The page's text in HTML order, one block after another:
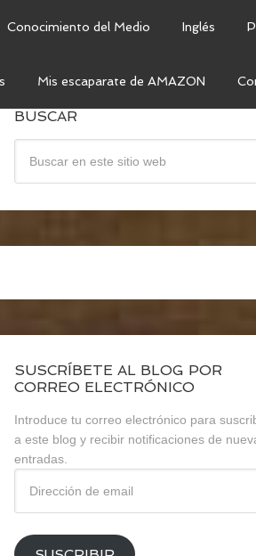
Conocimiento del Medio Inglés
Mis escaparate de AMAZON
BUSCAR
SUSCRÍBETE AL BLOG POR
CORREO ELECTRÓNICO
Introduce tu correo electrónico para
a este blog y recibir notificaciones de
entradas.
email